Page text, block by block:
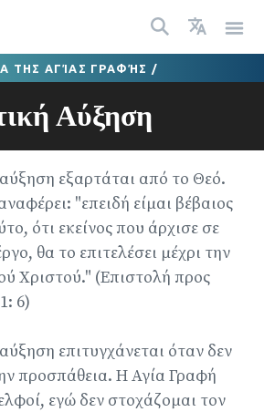
ΤΗΣ ΑΓΊΑΣ ΓΡΑΦΉΣ /
Αύξηση
εξαρτάται από το Θεό.
"επειδή είμαι βέβαιος
ότι εκείνος που άρχισε σε
θα το επιτελέσει μέχρι την
Χριστού." (Επιστολή προς
6)
επιτυγχάνεται όταν δεν
προσπάθεια. Η Αγία Γραφή
εγώ δεν στοχάζομαι τον